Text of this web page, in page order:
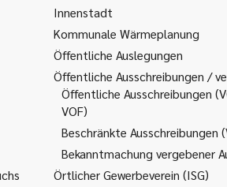
Innenstadt
Kommunale Wärmeplanung
Öffentliche Auslegungen
Öffentliche Ausschreibungen /
Öffentliche Ausschreibungen
VOF)
Beschränkte Ausschreibungen
Bekanntmachung vergebener
Örtlicher Gewerbeverein (ISG)